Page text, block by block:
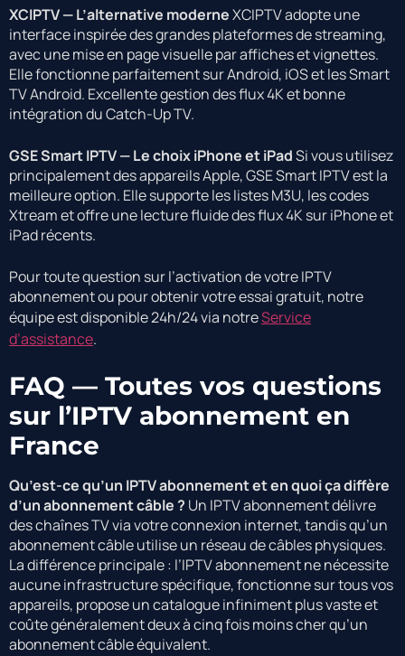
XCIPTV — L’alternative moderneXCIPTV adopte une
interface inspirée des grandes plateformes de streaming,
avec une mise en page visuelle par affiches et vignettes.
Elle fonctionne parfaitement sur Android, iOS et les Smart
TV Android. Excellente gestion des flux 4K et bonne
intégration du Catch-Up TV.
GSE Smart IPTV — Le choix iPhone et iPadSi vous utilisez
principalement des appareils Apple, GSE Smart IPTV est la
meilleure option. Elle supporte les listes M3U, les codes
Xtream et offre une lecture fluide des flux 4K sur iPhone et
iPad récents.
Pour toute question sur l’activation de votre IPTV
abonnement ou pour obtenir votre essai gratuit, notre
équipe est disponible 24h/24 via notreService
d’assistance.
FAQ — Toutes vos questions
sur l’IPTV abonnement en
France
Qu’est-ce qu’un IPTV abonnement et en quoi ça diffère
d’un abonnement câble ? Un IPTV abonnement délivre
des chaînes TV via votre connexion internet, tandis qu’un
abonnement câble utilise un réseau de câbles physiques.
La différence principale : l’IPTV abonnement ne nécessite
aucune infrastructure spécifique, fonctionne sur tous vos
appareils, propose un catalogue infiniment plus vaste et
coûte généralement deux à cinq fois moins cher qu’un
abonnement câble équivalent.